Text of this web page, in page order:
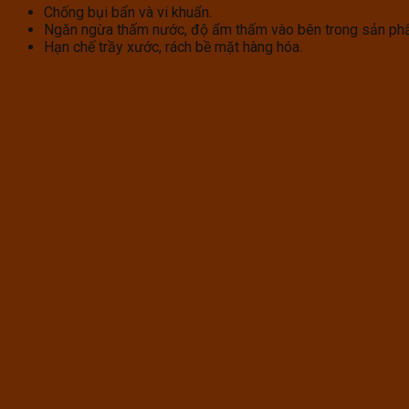
Chống bụi bẩn và vi khuẩn.
Ngăn ngừa thấm nước, độ ẩm thấm vào bên trong sản
Hạn chế trầy xước, rách bề mặt hàng hóa.